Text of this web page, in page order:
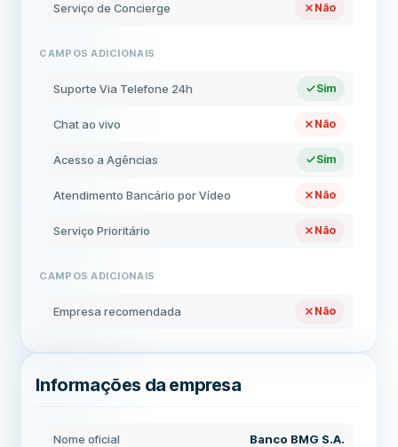
Serviço de Concierge Não
CAMPOS ADICIONAIS
Suporte Via Telefone 24h Sim
Chat ao vivo Não
Acesso a Agências Sim
Atendimento Bancário por Vídeo Não
Serviço Prioritário Não
CAMPOS ADICIONAIS
Empresa recomendada Não
Informações da empresa
Nome oficial Banco BMG S.A.